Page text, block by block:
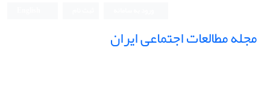
مجله مطالعات اجتماعی ایران